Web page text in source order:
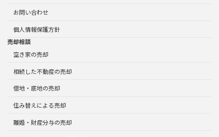
お問い合わせ
個人情報保護方針
売却相談
空き家の売却
相続した不動産の売却
借地・底地の売却
住み替えによる売却
離婚・財産分与の売却